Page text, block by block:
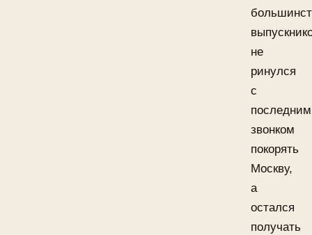
не
ринулся
с
последним
звонком
покорять
Москву,
а
остался
получать